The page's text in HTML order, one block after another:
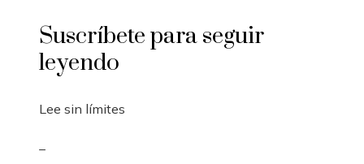
Suscríbete para seguir
leyendo
Lee sin límites